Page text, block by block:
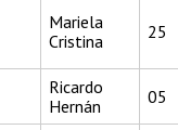
Mariela
Cristina
25
Ricardo
Hernán
05